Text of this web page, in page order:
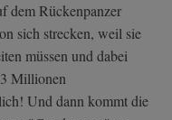
dem Rückenpanzer
sich strecken, weil sie
müssen und dabei
Millionen
Und dann kommt die